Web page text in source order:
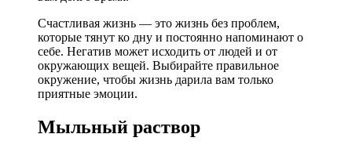
Счастливая жизнь — это жизнь без проблем,
которые тянут ко дну и постоянно напоминают о
себе. Негатив может исходить от людей и от
окружающих вещей. Выбирайте правильное
окружение, чтобы жизнь дарила вам только
приятные эмоции.
Мыльный раствор